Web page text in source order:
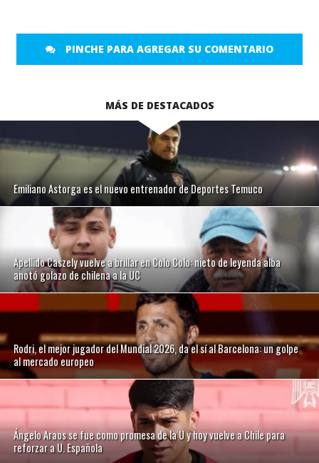
PINCHE PARA AGREGAR SU COMENTARIO
MÁS DE DESTACADOS
Emiliano Astorga es el nuevo entrenador de Deportes Temuco
Apellido Caszely vuelve a brillar en Colo Colo: nieto de leyenda alba
anotó golazo de chilena a la UC
Rodri, el mejor jugador del Mundial 2026, da el sí al Barcelona: un golpe
al mercado europeo
Ángelo Araos se fue como promesa de la U y hoy vuelve a Chile para
reforzar a U. Española